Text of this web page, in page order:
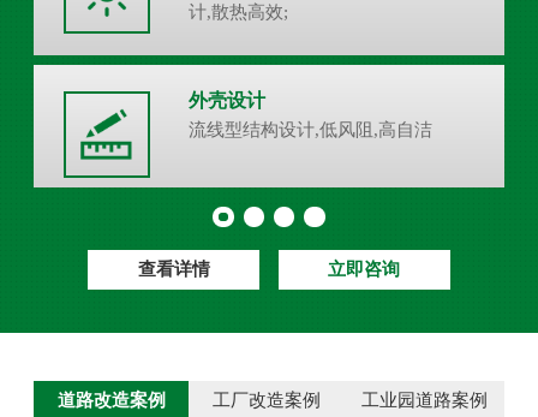
计,散热高效;
外壳设计
流线型结构设计,低风阻,高自洁
查看详情 立即咨询
道路改造案例 工厂改造案例 工业园道路案例